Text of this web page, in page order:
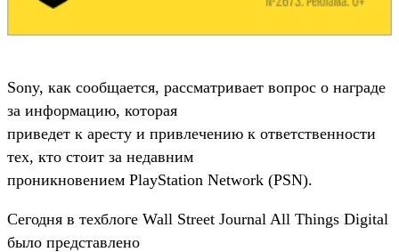
Sony, как сообщается, рассматривает вопрос о награде
за информацию, которая
приведет к аресту и привлечению к ответственности
тех, кто стоит за недавним
проникновением PlayStation Network (PSN).
Сегодня в техблоге Wall Street Journal All Things Digital
было представлено